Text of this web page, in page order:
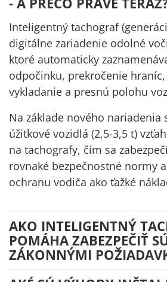
Inteligentný tachograf
digitálne zariadenie odolné
ktoré automaticky
odpočinku, prekročenie
vykladanie a presnú polohu
Na základe nového nariadenia
úžitkové vozidlá (2,5-3,5 t)
na tachografy, čím sa
rovnaké bezpečnostné normy
ochranu vodiča ako ťažké
AKO INTELIGENTNÝ
POMÁHA ZABEZPEČIŤ
ZÁKONNÝMI